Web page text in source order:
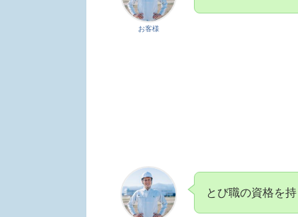
お客様
とび職の資格を